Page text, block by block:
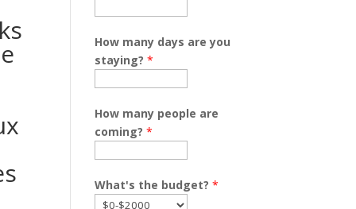
How many days are you
staying?*
How many people are
coming?*
What's the budget?*